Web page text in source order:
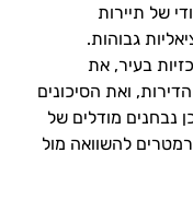
ייחודי של תיירות
גבוהות.
בעיר, את
ואת הסיכונים
נבחנים מודלים של
להשוואה מול